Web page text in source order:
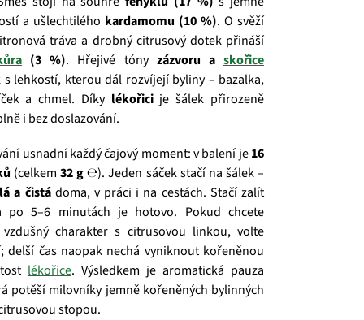
a ušlechtilého kardamomu (10 %). O svěží
tráva a drobný citrusový dotek přináší
(3 %). Hřejivé tóny zázvoru a skořice
lehkostí, kterou dál rozvíjejí byliny – bazalka,
a chmel. Díky lékořicije šálek přirozeně
i bez doslazování.
usnadní každý čajový moment: v balení je16
(celkem32 g ℮). Jeden sáček stačí na šálek –
a čistádoma, v práci i na cestách. Stačí zalít
po 5–6 minutách je hotovo. Pokud chcete
vzdušný charakter s citrusovou linkou, volte
delší čas naopak nechá vyniknout kořeněnou
lékořice. Výsledkem je aromatická pauza
potěší milovníky jemně kořeněných bylinných
stopou.